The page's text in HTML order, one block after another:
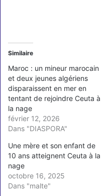
Similaire
Maroc : un mineur marocain
et deux jeunes algériens
disparaissent en mer en
tentant de rejoindre Ceuta à
la nage
février 12, 2026
Dans "DIASPORA"
Une mère et son enfant de
10 ans atteignent Ceuta à la
nage
octobre 16, 2025
Dans "malte"